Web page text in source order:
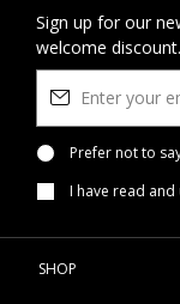
Sign up for our
welcome discount.
Prefer not to
I have read
SHOP